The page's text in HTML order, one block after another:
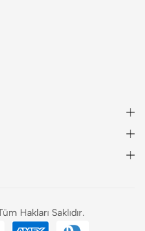
Hakları Saklıdır.